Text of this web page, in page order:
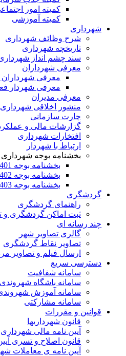
کمیته امور
کمیته آموزشی
شهرداری
شرح وظائف شهرداری
تاریخچه شهرداری
سند چشم انداز
معرفی شهرداران
معرفی شهرداران
معرفی شهردار
معرفی مدیران
منشور اخلاقی شهرداری
چارت سازمانی
گزارشات مالی و
افتخارات شهرداری
ارتباط با شهردار
بخشنامه بوجه شهرداری
بخشنامه بوجه 1401 شهرداری ها
بخشنامه بوجه 1402 شهرداری ها
بخشنامه بوجه 1403 شهرداری ها
گردشگری
راهنمای گردشگری
ثبت اماکن گردشگری و
چند رسانه ای
گالری تصاویر شهر
تصاویر نقاط گردشگری
ارسال فیلم و تصاویر
دسترسی سریع
سامانه شفافیت
سامانه باشگاه شهروندی
سامانه آموزش
سامانه مشارکتی
قوانین و مقررات
قانون شهرداریها
آیین نامه مالی شهرداری
قانون اصلاح و تسری
آیین نامه ی معاملات